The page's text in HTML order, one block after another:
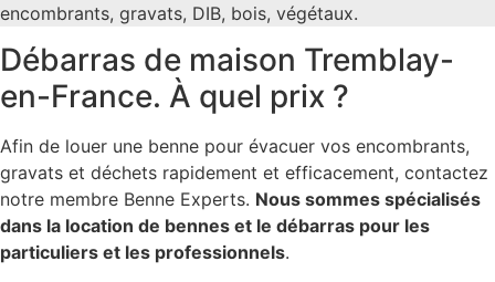
encombrants, gravats, DIB, bois, végétaux.
Débarras de maison Tremblay-
en-France. À quel prix ?
Afin de louer une benne pour évacuer vos encombrants,
gravats et déchets rapidement et efficacement, contactez
notre membre Benne Experts. Nous sommes spécialisés
dans la location de bennes et le débarras pour les
particuliers et les professionnels.